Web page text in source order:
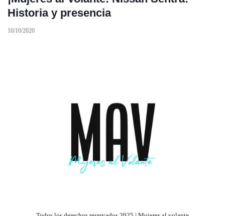
Historia y presencia
10/10/2020